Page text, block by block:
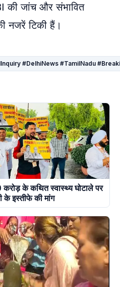
की जांच और संभावित
नजरें टिकी हैं।
#DelhiNews #TamilNadu
के कथित स्वास्थ्य घोटाले पर
के इस्तीफे की मांग